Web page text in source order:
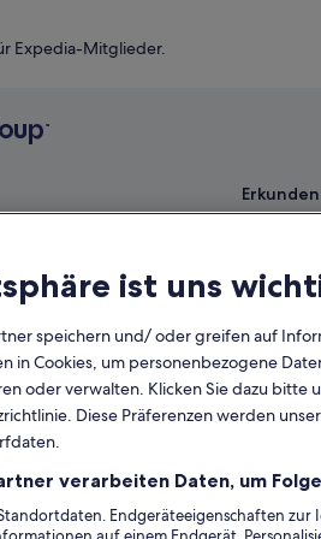
Grapevine
Grapevine
Expedia-Mitglieder.
Erkunden
Hotels in
Mietwagen
ist uns
speichern und/ oder greifen auf
in Cookies, um personenbezogene
oder verwalten. Klicken Sie dazu bitte
Diese Präferenzen werden
verarbeiten Daten, um
Endgeräteeigenschaften